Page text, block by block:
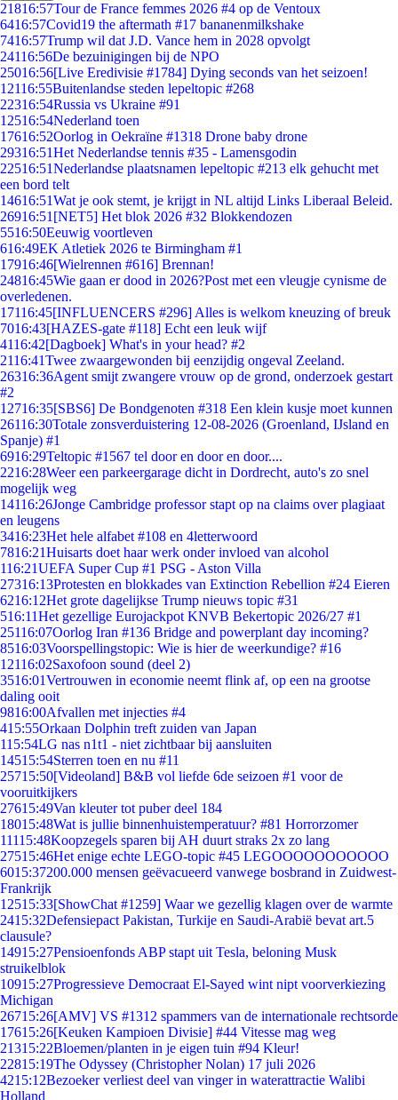
21816:57Tour de France femmes 2026 #4 op de Ventoux
6416:57Covid19 the aftermath #17 bananenmilkshake
7416:57Trump wil dat J.D. Vance hem in 2028 opvolgt
24116:56De bezuinigingen bij de NPO
25016:56[Live Eredivisie #1784] Dying seconds van het seizoen!
12116:55Buitenlandse steden lepeltopic #268
22316:54Russia vs Ukraine #91
12516:54Nederland toen
17616:52Oorlog in Oekraïne #1318 Drone baby drone
29316:51Het Nederlandse tennis #35 - Lamensgodin
22516:51Nederlandse plaatsnamen lepeltopic #213 elk gehucht met
een bord telt
14616:51Wat je ook stemt, je krijgt in NL altijd Links Liberaal Beleid.
26916:51 [NET5] Het blok 2026 #32 Blokkendozen
5516:50Eeuwig voortleven
616:49EK Atletiek 2026 te Birmingham #1
17916:46[Wielrennen #616] Brennan!
24816:45Wie gaan er dood in 2026?Post met een vleugje cynisme de
overledenen.
17116:45[INFLUENCERS #296] Alles is welkom kneuzing of breuk
7016:43[HAZES-gate #118] Echt een leuk wijf
4116:42[Dagboek] What's in your head? #2
2116:41Twee zwaargewonden bij eenzijdig ongeval Zeeland.
26316:36Agent smijt zwangere vrouw op de grond, onderzoek gestart
#2
12716:35[SBS6] De Bondgenoten #318 Een klein kusje moet kunnen
26116:30Totale zonsverduistering 12-08-2026 (Groenland, IJsland en
Spanje) #1
6916:29Teltopic #1567 tel door en door en door....
2216:28Weer een parkeergarage dicht in Dordrecht, auto's zo snel
mogelijk weg
14116:26Jonge Cambridge professor stapt op na claims over plagiaat
en leugens
3416:23Het hele alfabet #108 en 4letterwoord
7816:21Huisarts doet haar werk onder invloed van alcohol
116:21UEFA Super Cup #1 PSG - Aston Villa
27316:13Protesten en blokkades van Extinction Rebellion #24 Eieren
6216:12Het grote dagelijkse Trump nieuws topic #31
516:11Het gezellige Eurojackpot KNVB Bekertopic 2026/27 #1
25116:07Oorlog Iran #136 Bridge and powerplant day incoming?
8516:03Voorspellingstopic: Wie is hier de weerkundige? #16
12116:02Saxofoon sound (deel 2)
3516:01Vertrouwen in economie neemt flink af, op een na grootse
daling ooit
9816:00Afvallen met injecties #4
415:55Orkaan Dolphin treft zuiden van Japan
115:54LG nas n1t1 - niet zichtbaar bij aansluiten
14515:54Sterren toen en nu #11
25715:50[Videoland] B&B vol liefde 6de seizoen #1 voor de
vooruitkijkers
27615:49Van kleuter tot puber deel 184
18015:48Wat is jullie binnenhuistemperatuur? #81 Horrorzomer
11115:48Koopzegels sparen bij AH duurt straks 2x zo lang
27515:46Het enige echte LEGO-topic #45 LEGOOOOOOOOOOO
6015:37200.000 mensen geëvacueerd vanwege bosbrand in Zuidwest-
Frankrijk
12515:33[ShowChat #1259] Waar we gezellig klagen over de warmte
2415:32Defensiepact Pakistan, Turkije en Saudi-Arabië bevat art.5
clausule?
14915:27Pensioenfonds ABP stapt uit Tesla, beloning Musk
struikelblok
10915:27Progressieve Democraat El-Sayed wint nipt voorverkiezing
Michigan
26715:26[AMV] VS #1312 spammers van de internationale rechtsorde
17615:26[Keuken Kampioen Divisie] #44 Vitesse mag weg
21315:22Bloemen/planten in je eigen tuin #94 Kleur!
22815:19The Odyssey (Christopher Nolan) 17 juli 2026
4215:12Bezoeker verliest deel van vinger in waterattractie Walibi
Holland